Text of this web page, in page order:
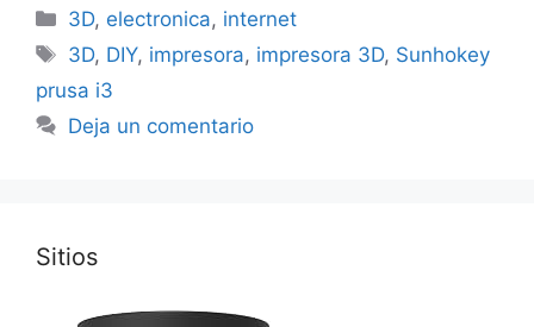
Categorías
3D, electronica, internet
Etiquetas
3D, DIY, impresora, impresora 3D, Sunhokey
prusa i3
Deja un comentario
Sitios